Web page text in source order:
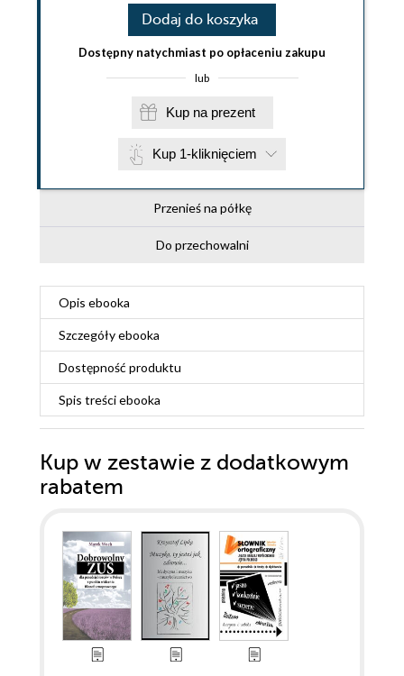
Dodaj do koszyka
Dostępny natychmiast po opłaceniu zakupu
lub
Kup na prezent
Kup 1-kliknięciem
Przenieś na półkę
Do przechowalni
Opis ebooka
Szczegółyebooka
Dostępność produktu
Spis treściebooka
Kup w zestawie z dodatkowym
rabatem